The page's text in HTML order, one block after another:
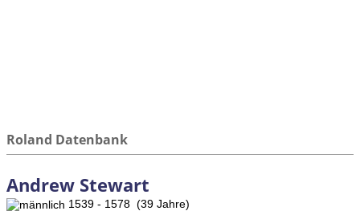
Roland Datenbank
Andrew Stewart
1539 - 1578 (39 Jahre)